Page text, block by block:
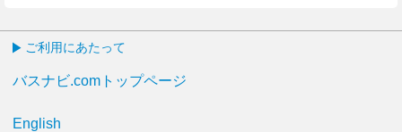
ご利用にあたって
バスナビ.comトップページ
English